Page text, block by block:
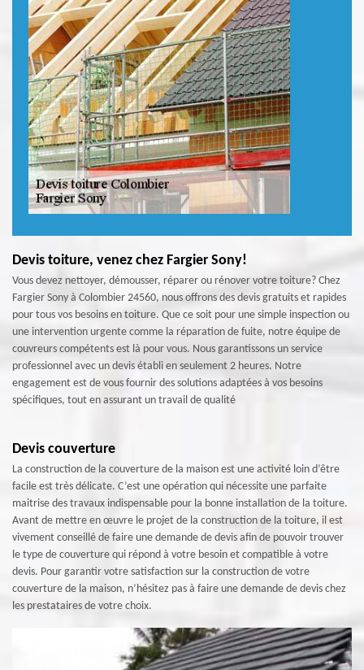
Devis toiture, venez chez Fargier Sony!
Vous devez nettoyer, démousser, réparer ou rénover votre toiture? Chez
Fargier Sony à Colombier 24560, nous offrons des devis gratuits et rapides
pour tous vos besoins en toiture. Que ce soit pour une simple inspection ou
une intervention urgente comme la réparation de fuite, notre équipe de
couvreurs compétents est là pour vous. Nous garantissons un service
professionnel avec un devis établi en seulement 2 heures. Notre
engagement est de vous fournir des solutions adaptées à vos besoins
spécifiques, tout en assurant un travail de qualité
Devis couverture
La construction de la couverture de la maison est une activité loin d’être
facile est très délicate. C’est une opération qui nécessite une parfaite
maitrise des travaux indispensable pour la bonne installation de la toiture.
Avant de mettre en œuvre le projet de la construction de la toiture, il est
vivement conseillé de faire une demande de devis afin de pouvoir trouver
le type de couverture qui répond à votre besoin et compatible à votre
devis. Pour garantir votre satisfaction sur la construction de votre
couverture de la maison, n’hésitez pas à faire une demande de devis chez
les prestataires de votre choix.